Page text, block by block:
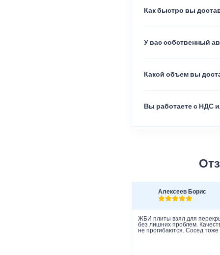
Как быстро вы
У вас собственный
Какой объем вы
Вы работаете с НДС
Алексеев Борис
ЖБИ плиты взял для
без лишних проблем.
не прогибаются. Сосед тоже